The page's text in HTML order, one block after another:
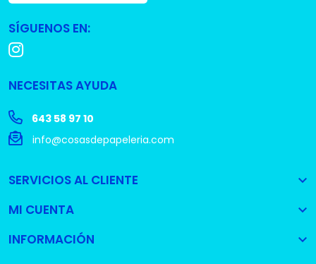
SÍGUENOS EN:
NECESITAS AYUDA
643 58 97 10
info@cosasdepapeleria.com
SERVICIOS AL CLIENTE

MI CUENTA

INFORMACIÓN
